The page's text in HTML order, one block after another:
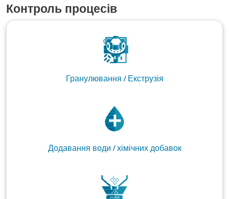
Контроль процесів
Гранулювання / Екструзія
Додавання води / хімічних добавок